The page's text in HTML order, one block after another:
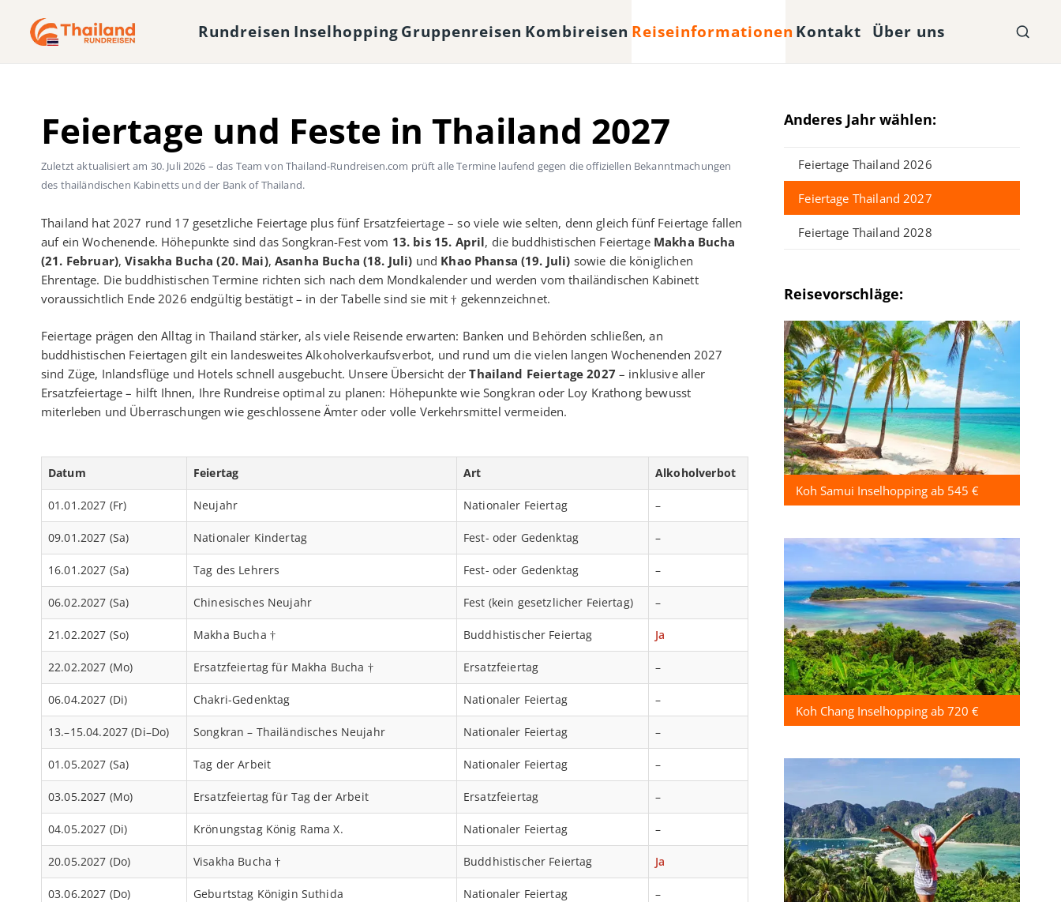
Rundreisen InselhoppingGruppenreisen Kombireisen Reiseinformationen Kontakt Über uns
Feiertage und Feste in Thailand 2027
Zuletzt aktualisiert am 30. Juli 2026 – das Team von Thailand-Rundreisen.com prüft alle Termine laufend gegen die offiziellen Bekanntmachungen
des thailändischen Kabinetts und der Bank of Thailand.
Thailand hat 2027 rund 17 gesetzliche Feiertage plus fünf Ersatzfeiertage – so viele wie selten, denn gleich fünf Feiertage fallen
auf ein Wochenende. Höhepunkte sind das Songkran-Fest vom 13. bis 15. April, die buddhistischen Feiertage Makha Bucha
(21. Februar),Visakha Bucha (20. Mai),Asanha Bucha (18. Juli) und Khao Phansa (19. Juli) sowie die königlichen
Ehrentage. Die buddhistischen Termine richten sich nach dem Mondkalender und werden vom thailändischen Kabinett
voraussichtlich Ende 2026 endgültig bestätigt – in der Tabelle sind sie mit † gekennzeichnet.
Feiertage prägen den Alltag in Thailand stärker, als viele Reisende erwarten: Banken und Behörden schließen, an
buddhistischen Feiertagen gilt ein landesweites Alkoholverkaufsverbot, und rund um die vielen langen Wochenenden 2027
sind Züge, Inlandsflüge und Hotels schnell ausgebucht. Unsere Übersicht derThailand Feiertage 2027 – inklusive aller
Ersatzfeiertage – hilft Ihnen, Ihre Rundreise optimal zu planen: Höhepunkte wie Songkran oder Loy Krathong bewusst
miterleben und Überraschungen wie geschlossene Ämter oder volle Verkehrsmittel vermeiden.
Datum Feiertag Art Alkoholverbot
01.01.2027 (Fr) Neujahr Nationaler Feiertag –
09.01.2027 (Sa) Nationaler Kindertag Fest- oder Gedenktag –
16.01.2027 (Sa) Tag des Lehrers Fest- oder Gedenktag –
06.02.2027 (Sa) Chinesisches Neujahr Fest (kein gesetzlicher Feiertag) –
21.02.2027 (So) Makha Bucha † Buddhistischer Feiertag Ja
22.02.2027 (Mo) Ersatzfeiertag für Makha Bucha † Ersatzfeiertag –
06.04.2027 (Di) Chakri-Gedenktag Nationaler Feiertag –
13.–15.04.2027 (Di–Do) Songkran – Thailändisches Neujahr Nationaler Feiertag –
01.05.2027 (Sa) Tag der Arbeit Nationaler Feiertag –
03.05.2027 (Mo) Ersatzfeiertag für Tag der Arbeit Ersatzfeiertag –
04.05.2027 (Di) Krönungstag König Rama X. Nationaler Feiertag –
20.05.2027 (Do) Visakha Bucha † Buddhistischer Feiertag Ja
03.06.2027 (Do) Geburtstag Königin Suthida Nationaler Feiertag –
Anderes Jahr wählen:
Feiertage Thailand 2026
Feiertage Thailand 2027
Feiertage Thailand 2028
Reisevorschläge:
Koh Samui Inselhopping ab 545 €
Koh Chang Inselhopping ab 720 €